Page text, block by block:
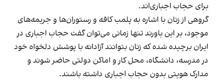
برای حجاب اجباری‌اند.
گروهی از زنان با اشاره به پلمب کافه و رستوران‌ها و جریمه‌های
موجود، بر این باورند تنها زمانی می‌توان گفت حجاب اجباری در
ایران برچیده شده که زنان بتوانند آزادانه با پوشش دلخواه خود
در مدرسه، دانشگاه، محل کار و اماکن دولتی حاضر شوند و
مدارک هویتی بدون حجاب اجباری داشته باشند.